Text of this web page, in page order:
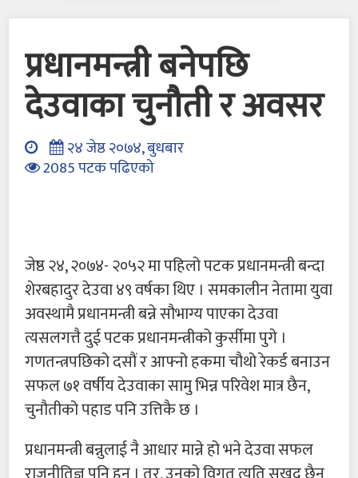
प्रधानमन्त्री बनेपछि
देउवाका चुनौती र अवसर
२४ जेष्ठ २०७४, बुधबार
2085 पटक पढिएको
जेष्ठ २४, २०७४- २०५२ मा पहिलो पटक प्रधानमन्त्री बन्दा
शेरबहादुर देउवा ४९ वर्षका थिए । समकालीन नेतामा युवा
अवस्थामै प्रधानमन्त्री बन्ने सौभाग्य पाएका देउवा
त्यसलगत्तै दुई पटक प्रधानमन्त्रीको कुर्सीमा पुगे ।
गणतन्त्रपछिको दसौं र आफ्नो हकमा चौथो रेकर्ड बनाउन
सफल ७१ वर्षीय देउवाका सामु भिन्न परिवेश मात्र छैन,
चुनौतीको पहाड पनि उत्तिकै छ ।
प्रधानमन्त्री बन्नुलाई नै आधार मान्ने हो भने देउवा सफल